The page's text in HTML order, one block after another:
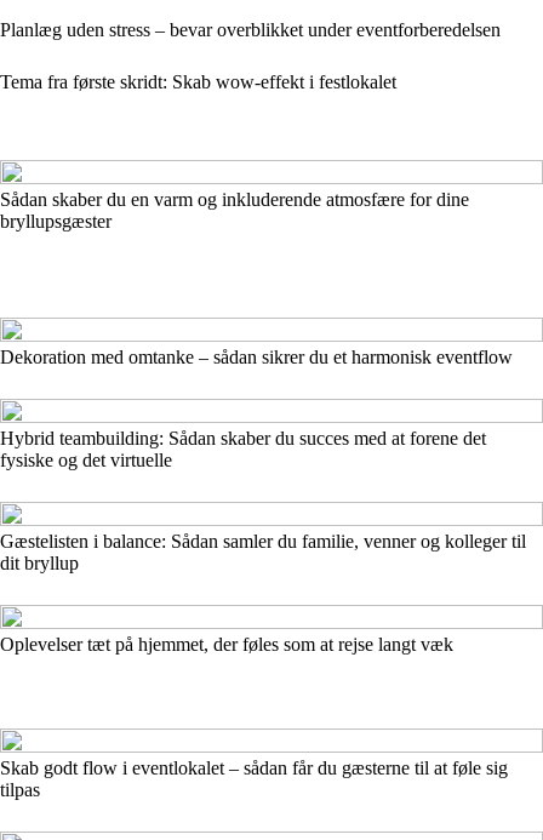
Planlæg uden stress – bevar overblikket under eventforberedelsen
Tema fra første skridt: Skab wow-effekt i festlokalet
Sådan skaber du en varm og inkluderende atmosfære for dine
bryllupsgæster
Dekoration med omtanke – sådan sikrer du et harmonisk eventflow
Hybrid teambuilding: Sådan skaber du succes med at forene det
fysiske og det virtuelle
Gæstelisten i balance: Sådan samler du familie, venner og kolleger til
dit bryllup
Oplevelser tæt på hjemmet, der føles som at rejse langt væk
Skab godt flow i eventlokalet – sådan får du gæsterne til at føle sig
tilpas